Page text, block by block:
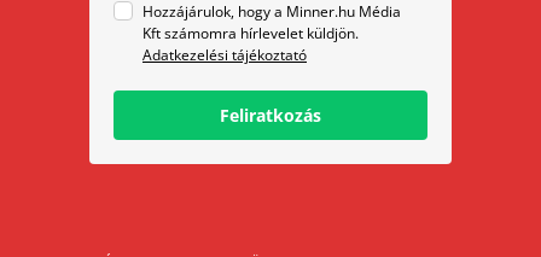
Hozzájárulok, hogy a Minner.hu Média
Kft számomra hírlevelet küldjön.
Adatkezelési tájékoztató
Feliratkozás